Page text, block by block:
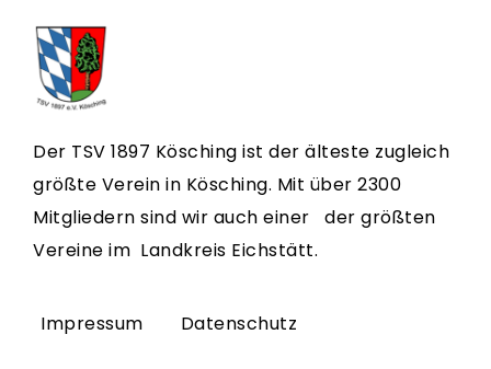
Der TSV 1897 Kösching ist der älteste zugleich
größte Verein in Kösching. Mit über 2300
Mitgliedern sind wir auch einer der größten
Vereine im Landkreis Eichstätt.
Impressum Datenschutz